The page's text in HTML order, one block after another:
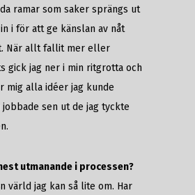
ramar som saker sprängs ut
i för att ge känslan av nåt
När allt fallit mer eller
gick jag ner i min ritgrotta och
mig alla idéer jag kunde
jobbade sen ut de jag tyckte
utmanande i processen?
värld jag kan så lite om. Har